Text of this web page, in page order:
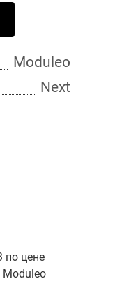
Moduleo
Next
по цене
Moduleo